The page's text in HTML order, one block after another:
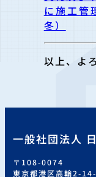
に施工管
冬）
以上、よ
一般社団法人
〒108-0074
東京都港区高輪2-